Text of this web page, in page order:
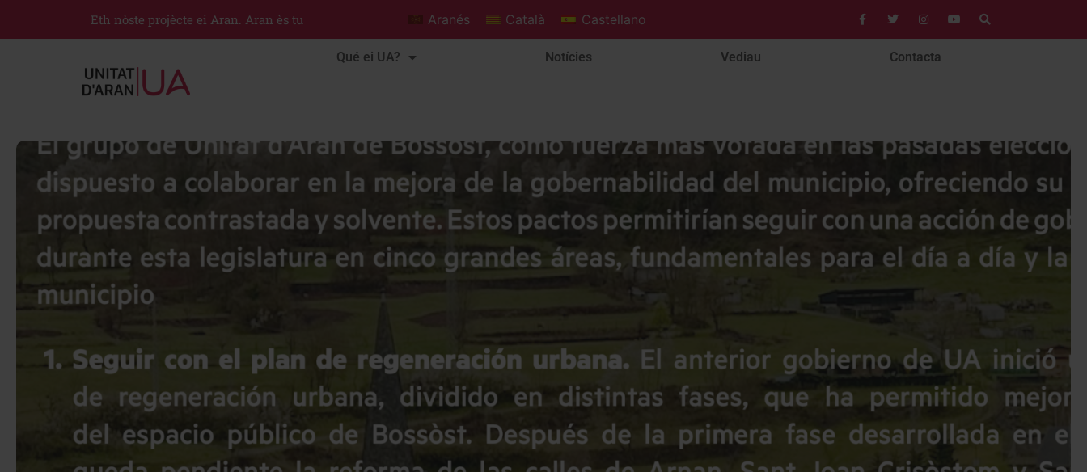
Eth nòste projècte ei Aran. Aran ès tu Aranés Català Castellano
Qué ei UA? Notícies Vediau Contacta